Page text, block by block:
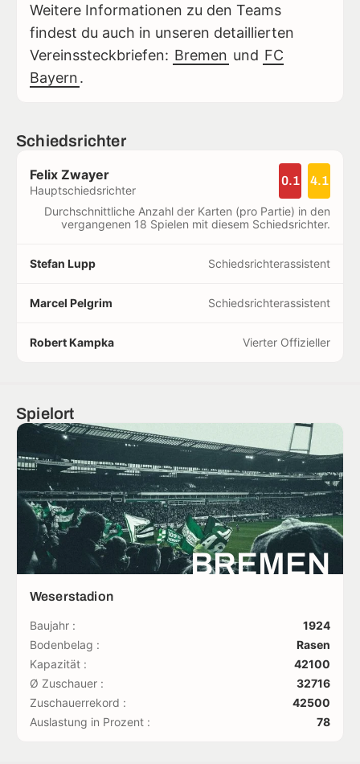
Weitere Informationen zu den Teams
findest du auch in unseren detaillierten
Vereinssteckbriefen: Bremen und FC
Bayern.
Schiedsrichter
Felix Zwayer
Hauptschiedsrichter
0.1 4.1
Durchschnittliche Anzahl der Karten (pro Partie) in den
vergangenen 18 Spielen mit diesem Schiedsrichter.
Stefan Lupp Schiedsrichterassistent
Marcel Pelgrim Schiedsrichterassistent
Robert Kampka Vierter Offizieller
Spielort
BREMEN
Weserstadion
Baujahr :
1924
Bodenbelag :
Rasen
Kapazität :
42100
Ø Zuschauer :
32716
Zuschauerrekord :
42500
Auslastung in Prozent :
78